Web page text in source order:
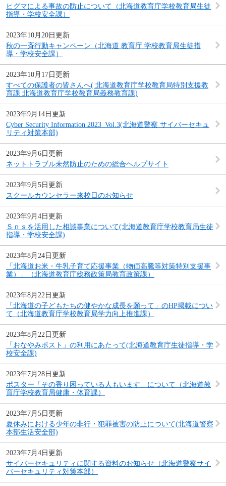
ヒグマによる事故の防止について（北海道教育庁学校教育局生徒
指導・学校安全課）
2023年10月20日更新
秋の一斉行動キャンペーン（北海道 教育庁 学校教育局生徒指
導・学校安全課）
2023年10月17日更新
すべての保護者の皆さんへ( 北海道教育庁学校教育局特別支援教
育課 北海道教育庁学校教育局義務教育課)
2023年9月14日更新
Cyber Security Information 2023_Vol.3(北海道警察 サイバーセキュ
リティ対策本部)
2023年9月6日更新
ネットトラブル未然防止のための総合ヘルプサイト
2023年9月5日更新
スクールカウンセラー来校日のお知らせ
2023年9月4日更新
Ｓｎｓを活用した相談事業について(北海道教育庁学校教育局生徒
指導・学校安全課)
2023年8月24日更新
「北海道お米・牛乳子育て応援事業（物価高騰等対策特別支援事
業）」（北海道教育庁総務政策局教育政策課）
2023年8月22日更新
「北海道の子どもたちの健やかな成長を願って」のHP掲載につい
て（北海道教育庁学校教育局学力向上推進課）
2023年8月22日更新
「おなやみポスト」の利用にあたって(北海道教育庁生徒指導・学
校安全課)
2023年7月28日更新
ポスター「その香り困っている人もいます」について（北海道教
育庁学校教育局健康・体育課）
2023年7月5日更新
夏休みにおける少年の非行・犯罪被害の防止について(北海道警察
本部生活安全部)
2023年7月4日更新
サイバーセキュリティに関する資料のお知らせ（北海道警察サイ
バーセキュリティ対策本部）